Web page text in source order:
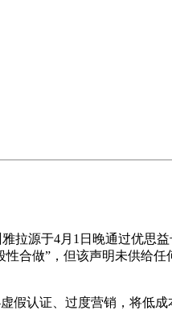
源于4月1日晚通过优思
合做”，但该声明未供给
证、过度营销，将低成